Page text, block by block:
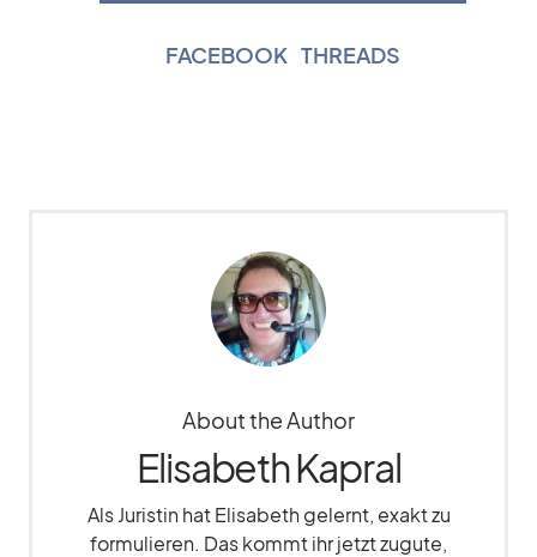
FACEBOOK THREADS
About the Author
Elisabeth Kapral
Als Juristin hat Elisabeth gelernt, exakt zu
formulieren. Das kommt ihr jetzt zugute,